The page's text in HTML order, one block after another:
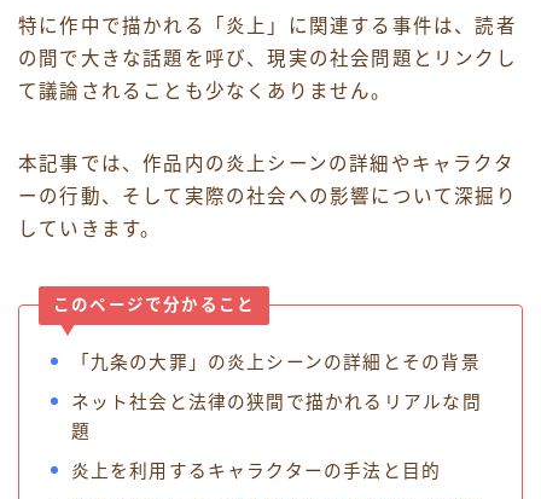
特に作中で描かれる「炎上」に関連する事件は、読者
の間で大きな話題を呼び、現実の社会問題とリンクし
て議論されることも少なくありません。
本記事では、作品内の炎上シーンの詳細やキャラクタ
ーの行動、そして実際の社会への影響について深掘り
していきます。
このページで分かること
「九条の大罪」の炎上シーンの詳細とその背景
ネット社会と法律の狭間で描かれるリアルな問
題
炎上を利用するキャラクターの手法と目的